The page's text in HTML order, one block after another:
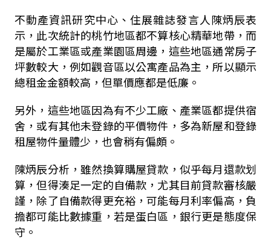
不動產資訊研究中心、住展雜誌發言人陳炳辰表
示，此次統計的桃竹地區都不算核心精華地帶，而
是屬於工業區或產業園區周邊，這些地區通常房子
坪數較大，例如觀音區以公寓產品為主，所以顯示
總租金金額較高，但單價應都是低廉。
另外，這些地區因為有不少工廠、產業區都提供宿
舍，或有其他未登錄的平價物件，多為新屋和登錄
租屋物件量體少，也會稍有偏頗。
陳炳辰分析，雖然換算購屋貸款，似乎每月還款划
算，但得湊足一定的自備款，尤其目前貸款審核嚴
謹，除了自備款得更充裕，可能每月利率偏高，負
擔都可能比數據重，若是蛋白區，銀行更是態度保
守。